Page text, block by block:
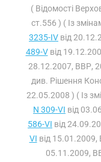
( Відомості
ст.556 ) ( Із
3235-IV від
489-Vвід
28.12.2007, ВВР,
див. Рішення
22.05.2008 ) ( Із
N 309-VI від
586-VI від
VI від
05.11.2009,